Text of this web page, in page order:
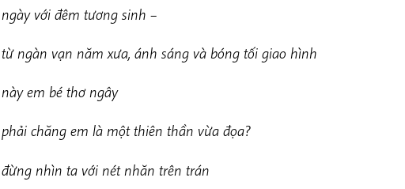
ngày với đêm tương sinh –
từ ngàn vạn năm xưa, ánh sáng và bóng tối giao hình
này em bé thơ ngây
phải chăng em là một thiên thần vừa đọa?
đừng nhìn ta với nét nhăn trên trán